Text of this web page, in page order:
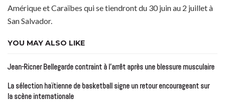
Amérique et Caraïbes qui se tiendront du 30 juin au 2 juillet à
San Salvador.
YOU MAY ALSO LIKE
Jean-Ricner Bellegarde contraint à l’arrêt après une blessure musculaire
La sélection haïtienne de basketball signe un retour encourageant sur
la scène internationale